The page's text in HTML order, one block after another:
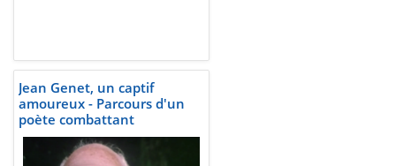
Jean Genet, un captif
amoureux - Parcours d'un
poète combattant